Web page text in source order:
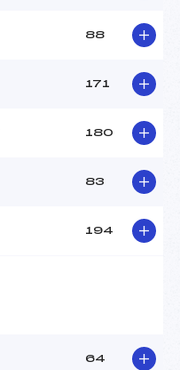
88
171
180
83
194
64